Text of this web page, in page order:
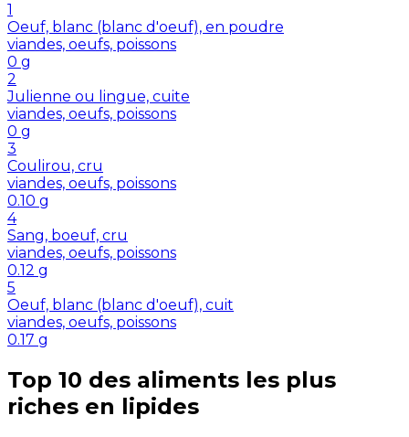
1
Oeuf, blanc (blanc d'oeuf), en poudre
viandes, oeufs, poissons
0 g
2
Julienne ou lingue, cuite
viandes, oeufs, poissons
0 g
3
Coulirou, cru
viandes, oeufs, poissons
0.10 g
4
Sang, boeuf, cru
viandes, oeufs, poissons
0.12 g
5
Oeuf, blanc (blanc d'oeuf), cuit
viandes, oeufs, poissons
0.17 g
Top 10 des aliments les plus
riches en lipides